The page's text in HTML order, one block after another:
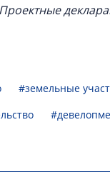
Проектные
#земельные